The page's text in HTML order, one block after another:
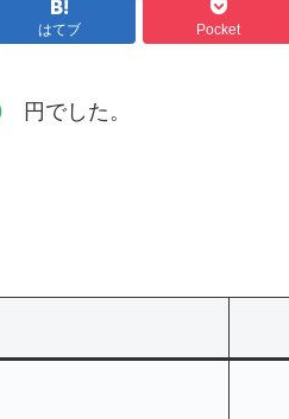
はてブ Pocket
円でした。